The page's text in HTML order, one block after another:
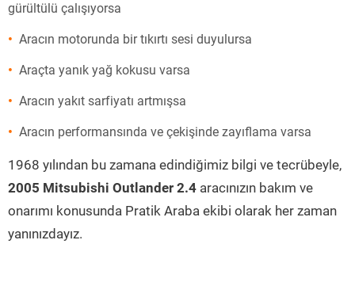
gürültülü çalışıyorsa
Aracın motorunda bir tıkırtı sesi duyulursa
Araçta yanık yağ kokusu varsa
Aracın yakıt sarfiyatı artmışsa
Aracın performansında ve çekişinde zayıflama varsa
1968 yılından bu zamana edindiğimiz bilgi ve tecrübeyle,
2005 Mitsubishi Outlander 2.4 aracınızın bakım ve
onarımı konusunda Pratik Araba ekibi olarak her zaman
yanınızdayız.